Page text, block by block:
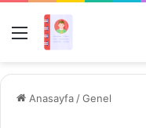
Menü
Anasayfa /Genel